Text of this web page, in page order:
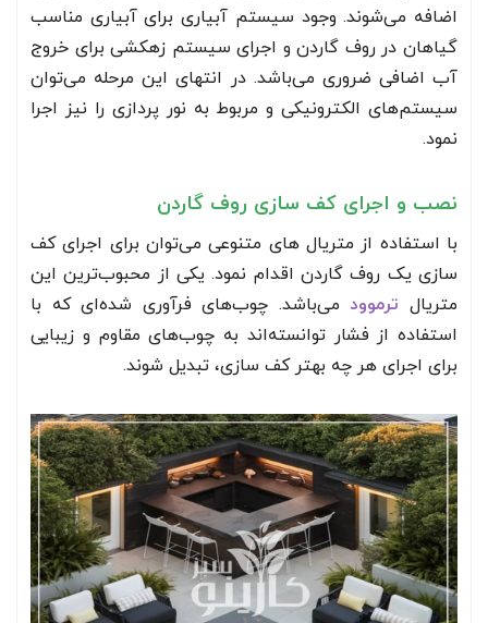
اضافه می‌شوند. وجود سیستم آبیاری برای آبیاری مناسب
گیاهان در روف گاردن و اجرای سیستم زهکشی برای خروج
آب اضافی ضروری می‌باشد. در انتهای این مرحله می‌توان
سیستم‌های الکترونیکی و مربوط به نور پردازی را نیز اجرا
نمود.
نصب و اجرای کف سازی روف گاردن
با استفاده از متریال های متنوعی می‌توان برای اجرای کف
سازی یک روف گاردن اقدام نمود. یکی از محبوب‌ترین این
متریال ترموود می‌باشد. چوب‌های فرآوری شده‌ای که با
استفاده از فشار توانسته‌اند به چوب‌های مقاوم و زیبایی
برای اجرای هر چه بهتر کف سازی، تبدیل شوند.